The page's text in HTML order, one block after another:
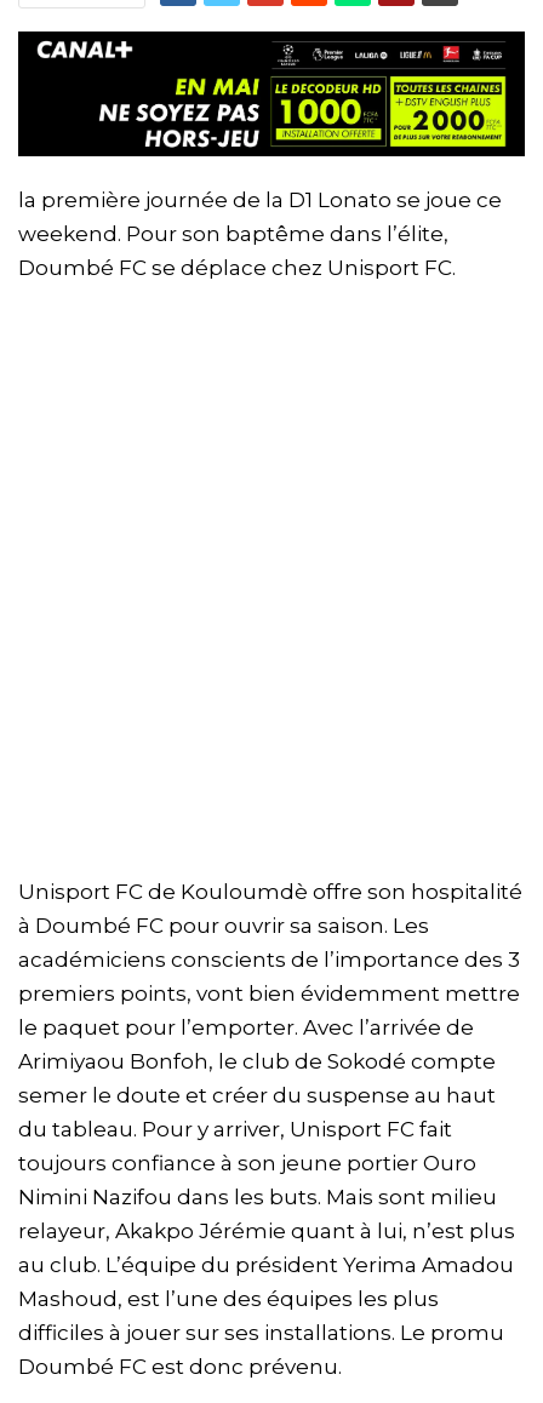
la première journée de la D1 Lonato se joue ce
weekend. Pour son baptême dans l’élite,
Doumbé FC se déplace chez Unisport FC.
Unisport FC de Kouloumdè offre son hospitalité
à Doumbé FC pour ouvrir sa saison. Les
académiciens conscients de l’importance des 3
premiers points, vont bien évidemment mettre
le paquet pour l’emporter. Avec l’arrivée de
Arimiyaou Bonfoh, le club de Sokodé compte
semer le doute et créer du suspense au haut
du tableau. Pour y arriver, Unisport FC fait
toujours confiance à son jeune portier Ouro
Nimini Nazifou dans les buts. Mais sont milieu
relayeur, Akakpo Jérémie quant à lui, n’est plus
au club. L’équipe du président Yerima Amadou
Mashoud, est l’une des équipes les plus
difficiles à jouer sur ses installations. Le promu
Doumbé FC est donc prévenu.